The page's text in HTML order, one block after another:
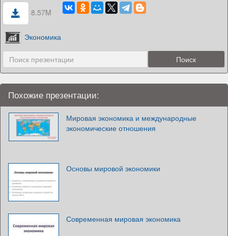
8.57M
Экономика
Похожие презентации:
Мировая экономика и международные
экономические отношения
Основы мировой экономики
Современная мировая экономика